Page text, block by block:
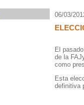
06/03/
El
de la
como
Esta
definitiva